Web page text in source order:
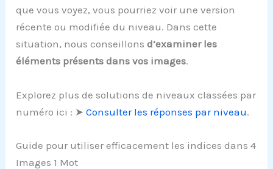
que vous voyez, vous pourriez voir une version
récente ou modifiée du niveau. Dans cette
situation, nous conseillonsd’examiner les
éléments présents dans vos images.
Explorez plus de solutions de niveaux classées par
numéro ici : ➤Consulter les réponses par niveau.
Guide pour utiliser efficacement les indices dans 4
Images 1 Mot